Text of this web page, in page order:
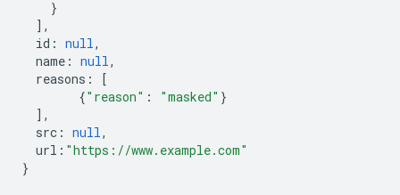
}
],
id : null,
name : null,
reasons :
[
{"reason" : "masked" }
],
src : null,
url : "https://www.example.com"
}